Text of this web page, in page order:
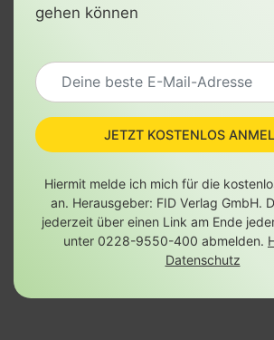
gehen können
JETZT KOSTENLOS
Hiermit melde ich mich für die
an. Herausgeber: FID Verlag GmbH.
jederzeit über einen Link am Ende
unter 0228-9550-400 abmelden.
Datenschutz